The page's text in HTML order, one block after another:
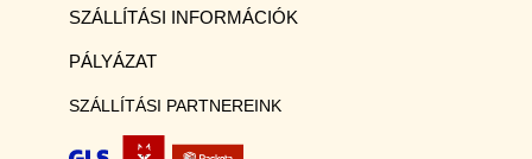
SZÁLLÍTÁSI INFORMÁCIÓK
PÁLYÁZAT
SZÁLLÍTÁSI PARTNEREINK